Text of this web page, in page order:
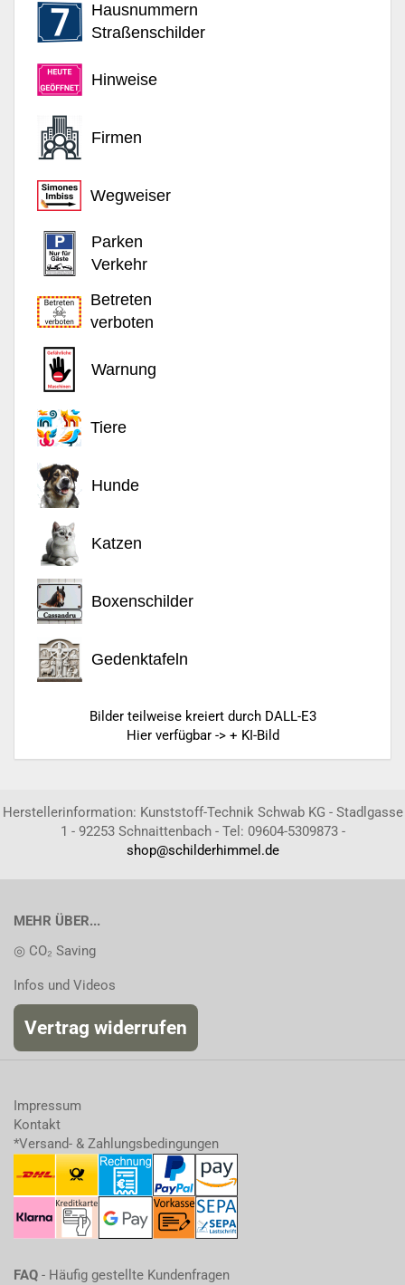
Hausnummern
Straßenschilder
Hinweise
Firmen
Wegweiser
Parken
Verkehr
Betreten
verboten
Warnung
Tiere
Hunde
Katzen
Boxenschilder
Gedenktafeln
Bilder teilweise kreiert durch DALL-E3
Hier verfügbar -> + KI-Bild
Herstellerinformation: Kunststoff-Technik Schwab KG - Stadlgasse
1 - 92253 Schnaittenbach - Tel: 09604-5309873 -
shop@schilderhimmel.de
MEHR ÜBER...
◎ CO₂ Saving
Infos und Videos
Vertrag widerrufen
Impressum
Kontakt
*Versand- & Zahlungsbedingungen
FAQ - Häufig gestellte Kundenfragen